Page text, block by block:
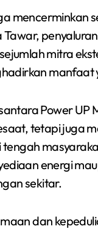
mencerminkan
mitra
manfaat
Power
tetapi juga
energi
sekitar.
dan